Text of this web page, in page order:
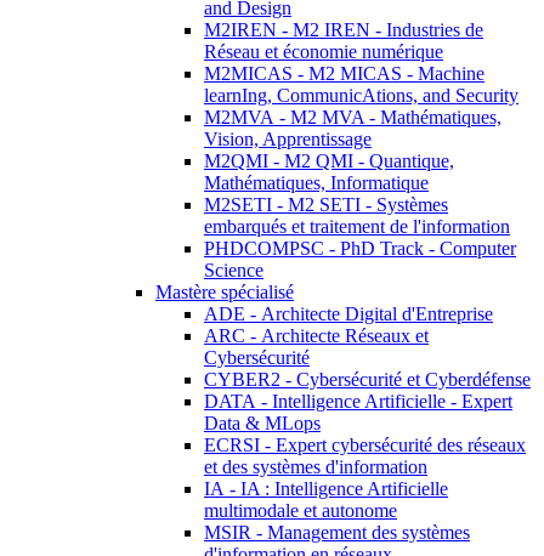
and Design
M2IREN - M2 IREN - Industries de
Réseau et économie numérique
M2MICAS - M2 MICAS - Machine
learnIng, CommunicAtions, and Security
M2MVA - M2 MVA - Mathématiques,
Vision, Apprentissage
M2QMI - M2 QMI - Quantique,
Mathématiques, Informatique
M2SETI - M2 SETI - Systèmes
embarqués et traitement de l'information
PHDCOMPSC - PhD Track - Computer
Science
Mastère spécialisé
ADE - Architecte Digital d'Entreprise
ARC - Architecte Réseaux et
Cybersécurité
CYBER2 - Cybersécurité et Cyberdéfense
DATA - Intelligence Artificielle - Expert
Data & MLops
ECRSI - Expert cybersécurité des réseaux
et des systèmes d'information
IA - IA : Intelligence Artificielle
multimodale et autonome
MSIR - Management des systèmes